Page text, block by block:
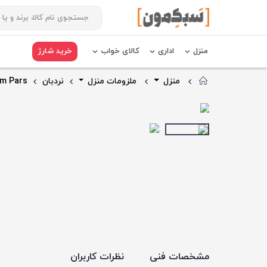
منزل اداری کالای خواب خرید شارژ
منزل ملزومات منزل نردبان Pars
مشخصات فنی نظرات کاربران